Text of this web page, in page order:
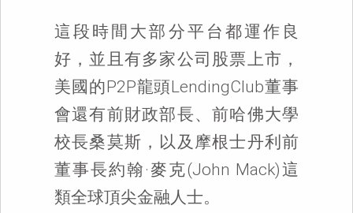
這段時間大部分平台都運作良
好，並且有多家公司股票上市，
美國的P2P龍頭LendingClub董事
會還有前財政部長、前哈佛大學
校長桑莫斯，以及摩根士丹利前
董事長約翰·麥克(John Mack)這
類全球頂尖金融人士。